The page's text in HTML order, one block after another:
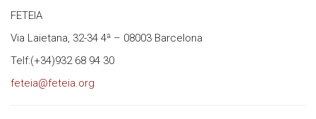
FETEIA
Via Laietana, 32-34 4ª – 08003 Barcelona
Telf:(+34)932 68 94 30
feteia@feteia.org